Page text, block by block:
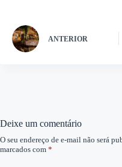
ANTERIOR
Deixe um comentário
O seu endereço de e-mail não será
marcados com *